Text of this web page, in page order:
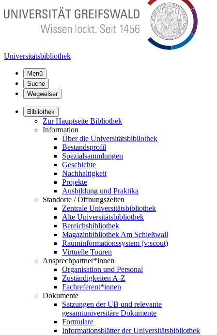
Universitätsbibliothek
Menü
Suche
Wegweiser
Bibliothek
Zur Hauptseite Bibliothek
Information
Über die Universitätsbibliothek
Bestandsprofil
Spezialsammlungen
Geschichte
Nachhaltigkeit
Projekte
Ausbildung und Praktika
Standorte / Öffnungszeiten
Zentrale Universitätsbibliothek
Alte Universitätsbibliothek
Bereichsbibliothek
Magazinbibliothek Am Schießwall
Rauminformationssystem (v:scout)
Virtuelle Touren
Ansprechpartner*innen
Organisation und Personal
Zuständigkeiten A-Z
Fachreferent*innen
Dokumente
Satzungen der UB und relevante
gesamtuniversitäre Dokumente
Formulare
Informationsblätter der Universitätsbibliothek